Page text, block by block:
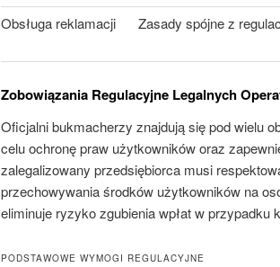
Obsługa reklamacji Zasady spójne z
Zobowiązania Regulacyjne Legalnych
Oficjalni bukmacherzy znajdują się pod wielu
celu ochronę praw użytkowników oraz
zalegalizowany przedsiębiorca musi
przechowywania środków użytkowników na
eliminuje ryzyko zgubienia wpłat w przypadku
PODSTAWOWE WYMOGI REGULACYJNE